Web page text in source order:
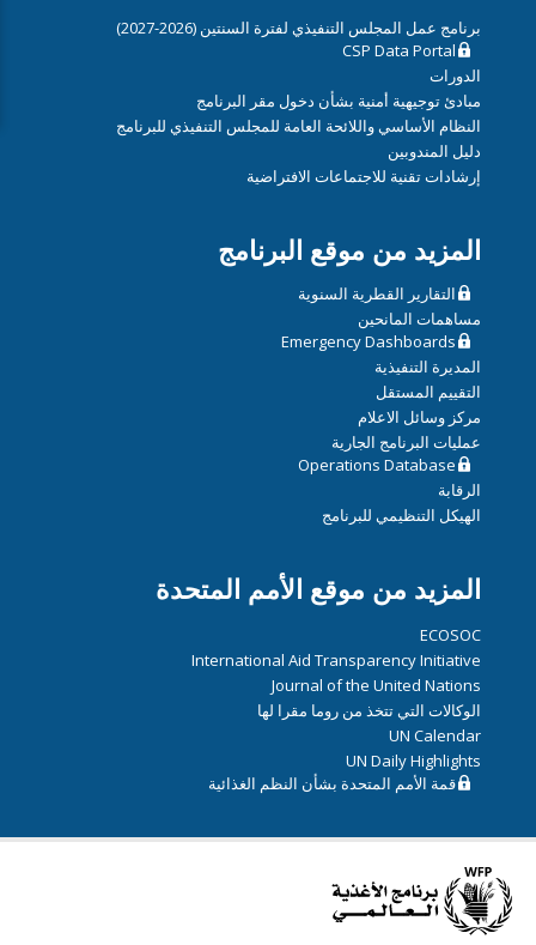
برنامج عمل المجلس التنفيذي لفترة السنتين (2026-2027)
CSP Data Portal
الدورات
مبادئ توجيهية أمنية بشأن دخول مقر البرنامج
النظام الأساسي واللائحة العامة للمجلس التنفيذي للبرنامج
دليل المندوبين
إرشادات تقنية للاجتماعات الافتراضية
المزيد من موقع البرنامج
التقارير القطرية السنوية
مساهمات المانحين
Emergency Dashboards
المديرة التنفيذية
التقييم المستقل
مركز وسائل الاعلام
عمليات البرنامج الجارية
Operations Database
الرقابة
الهيكل التنظيمي للبرنامج
المزيد من موقع الأمم المتحدة
ECOSOC
International Aid Transparency Initiative
Journal of the United Nations
الوكالات التي تتخذ من روما مقرا لها
UN Calendar
UN Daily Highlights
قمة الأمم المتحدة بشأن النظم الغذائية